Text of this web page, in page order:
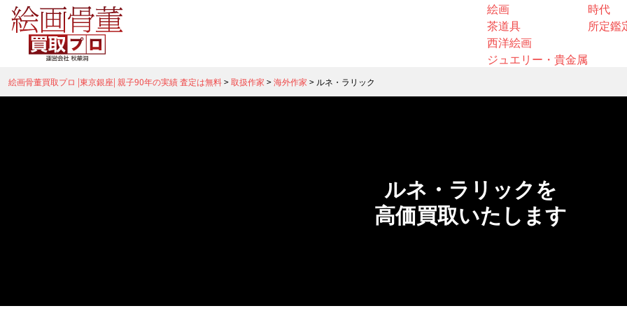
絵画
茶道具
西洋絵画
ジュエリー・貴金属
時代
所定鑑
絵画骨董買取プロ |東京銀座| 親子90年の実績 査定は無料>取扱作家 >海外作家 > ルネ・ラリック
ルネ・ラリックを
高価買取いたします